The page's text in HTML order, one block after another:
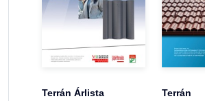
Terrán Árlista Terrán